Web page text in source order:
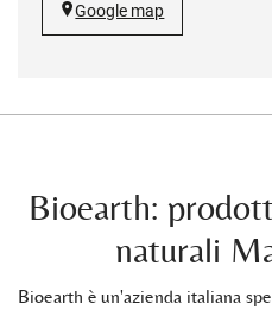
Google map
Bioearth:
naturali
Bioearth è un'azienda italiana